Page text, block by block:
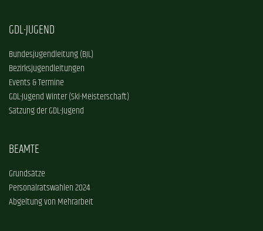
GDL-JUGEND
Bundesjugendleitung (BJL)
Bezirksjugendleitungen
Events & Termine
GDL-Jugend Winter (Ski-Meisterschaft)
Satzung der GDL-Jugend
BEAMTE
Grundsätze
Personalratswahlen 2024
Abgeltung von Mehrarbeit